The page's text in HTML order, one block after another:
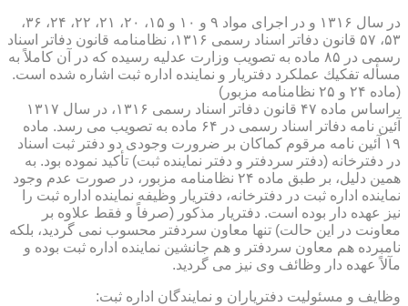
در سال ۱۳۱۶ و در اجرای مواد ۹ و ۱۰ و ۱۵، ۲۰، ۲۱، ۲۲، ۲۴، ۳۶،
۵۳، ۵۷ قانون دفاتر اسناد رسمی ۱۳۱۶، نظامنامه قانون دفاتر اسناد
رسمی در ۸۵ ماده به تصویب وزارت عدلیه رسیده كه در آن كاملاً به
مسأله تفكیك عملكرد دفتریار و نماینده اداره ثبت اشاره شده است.
(ماده ۲۴ و ۲۵ نظامنامه مزبور)
براساس ماده ۴۷ قانون دفاتر اسناد رسمی ۱۳۱۶، در سال ۱۳۱۷
آئین نامه دفاتر اسناد رسمی در ۶۴ ماده به تصویب می رسد. ماده
۱۹ آئین نامه مرقوم كماكان بر ضرورت وجودی دو دفتر ثبت اسناد
در دفترخانه (دفتر سردفتر و دفتر نماینده ثبت) تأكید نموده بود. به
همین دلیل، بر طبق ماده ۲۴ نظامنامه مزبور، در صورت عدم وجود
نماینده اداره ثبت در دفترخانه، دفتریار وظیفه نماینده اداره ثبت را
نیز عهده دار بوده است. دفتریار مذكور (صرفاً و فقط علاوه بر
معاونت در این حالت) تنها معاون سردفتر محسوب نمی گردید، بلكه
نامبرده هم معاون سردفتر و هم جانشین نماینده اداره ثبت بوده و
مآلاً عهده دار وظائف وی نیز می گردید.
وظایف و مسئولیت دفتریاران و نمایندگان اداره ثبت: